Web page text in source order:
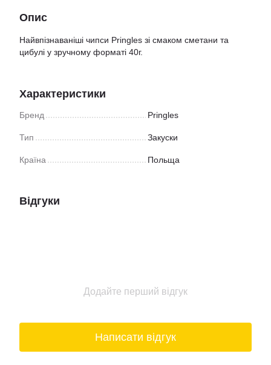
Опис
Найвпізнаваніші чипси Pringles зі смаком сметани та
цибулі у зручному форматі 40г.
Характеристики
Бренд Pringles
Тип Закуски
Країна Польща
Відгуки
Додайте перший відгук
Написати відгук